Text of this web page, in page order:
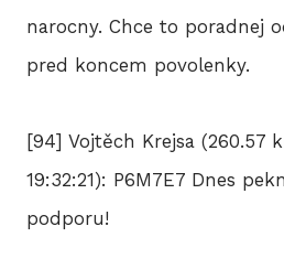
narocny. Chce to poradnej
pred koncem povolenky.
[94] Vojtěch Krejsa (260.57
19:32:21): P6M7E7 Dnes
podporu!